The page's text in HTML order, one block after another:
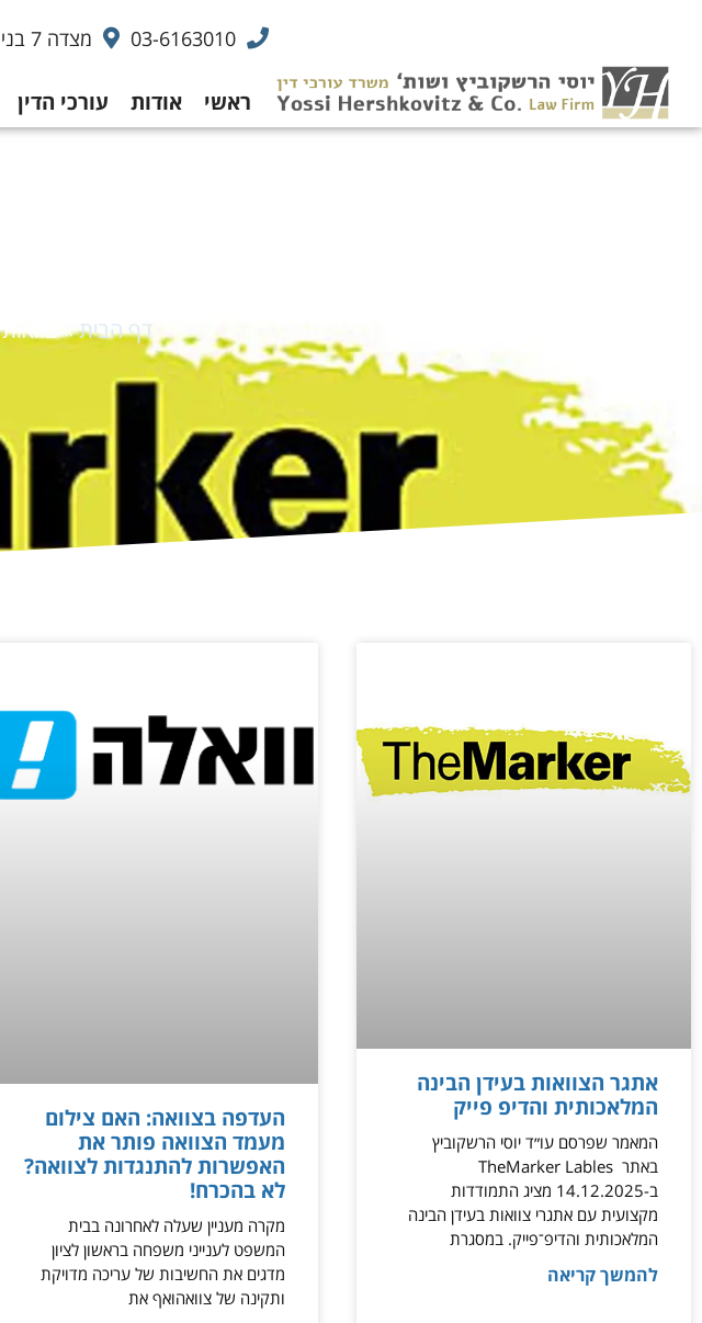
03-6163010 מצדה 7 בני ברק, מגדל ב.ס.ר 4 , קומה 40
ראשי אודות עורכי הדין
דף הבית»צוואות
אתגר הצוואות בעידן הבינה
המלאכותית והדיפ פייק
המאמר שפרסם עו״ד יוסי הרשקוביץ
באתר TheMarker Lables
ב-14.12.2025 מציג התמודדות
מקצועית עם אתגרי צוואות בעידן הבינה
המלאכותית והדיפ־פייק. במסגרת
להמשך קריאה
העדפה בצוואה: האם צילום
מעמד הצוואה פותר את
האפשרות להתנגדות לצוואה?
לא בהכרח!
מקרה מעניין שעלה לאחרונה בבית
המשפט לענייני משפחה בראשון לציון
מדגים את החשיבות של עריכה מדויקת
ותקינה של צוואהואף את